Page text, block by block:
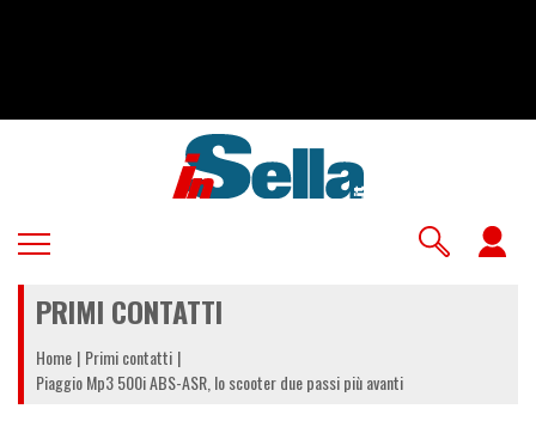
PRIMI CONTATTI
Home Primi contatti
Piaggio Mp3 500i ABS-ASR, lo scooter due passi più avanti